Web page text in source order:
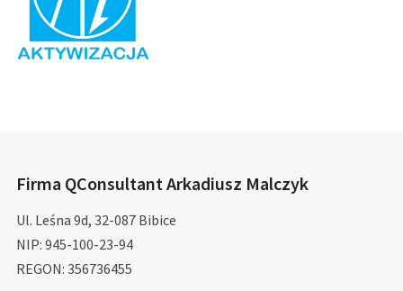
Firma QConsultant Arkadiusz Malczyk
Ul. Leśna 9d, 32-087 Bibice
NIP: 945-100-23-94
REGON: 356736455